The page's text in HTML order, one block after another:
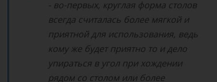
- во-первых, круглая форма столов
всегда считалась более мягкой и
приятной для использования, ведь
кому же будет приятно то и дело
упираться в угол при хождении
рядом со столом или более